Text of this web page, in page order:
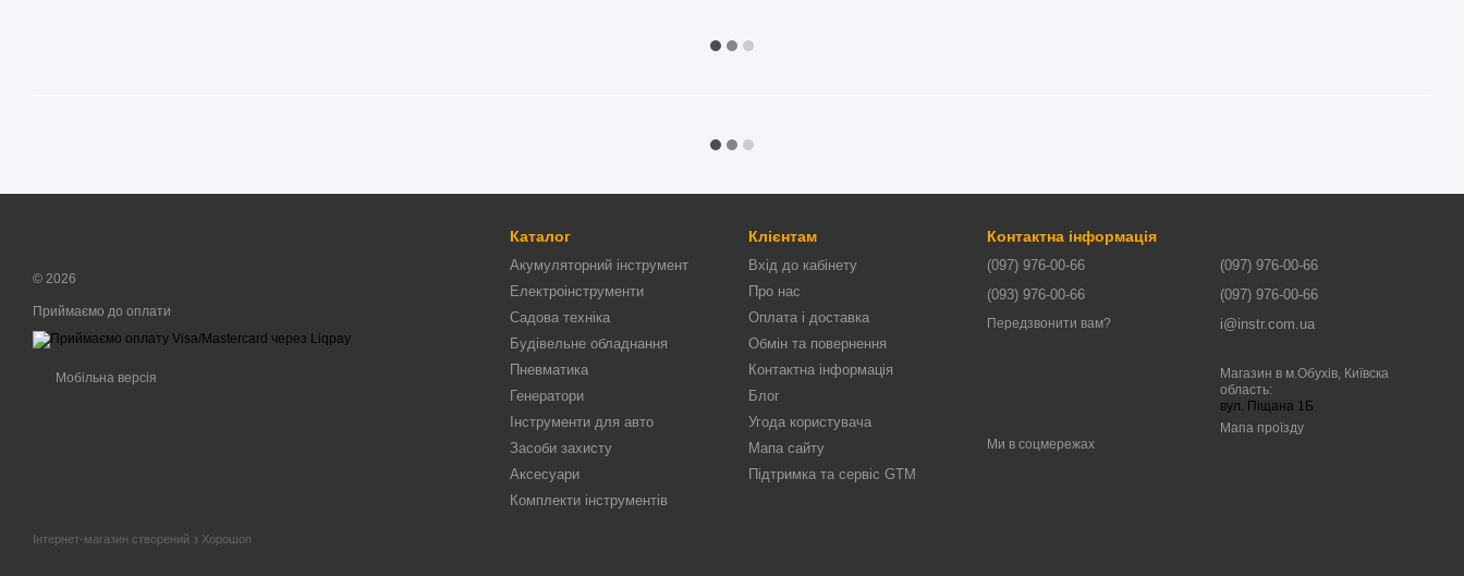
© 2026
Приймаємо до оплати
Мобільна версія
Інтернет-магазин створений з Хорошоп
Каталог
Акумуляторний інструмент
Електроінструменти
Садова техніка
Будівельне обладнання
Пневматика
Генератори
Інструменти для авто
Засоби захисту
Аксесуари
Комплекти інструментів
Клієнтам
Вхід до кабінету
Про нас
Оплата і доставка
Обмін та повернення
Контактна інформація
Блог
Угода користувача
Мапа сайту
Підтримка та сервіс GTM
Контактна інформація
(097) 976-00-66
(093) 976-00-66
Передзвонити вам?
(097) 976-00-66
(097) 976-00-66
i@instr.com.ua
Магазин в м.Обухів, Київска
область:
вул. Піщана 1Б
Мапа проїзду
Ми в соцмережах